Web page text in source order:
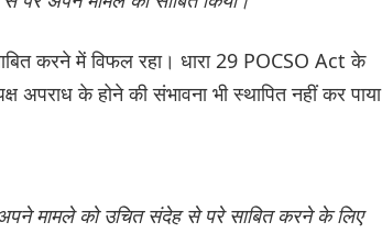
करने में विफल रहा। धारा 29 POCSO Act के
अपराध के होने की संभावना भी स्थापित नहीं कर
अपने मामले को उचित संदेह से परे साबित करने के लिए